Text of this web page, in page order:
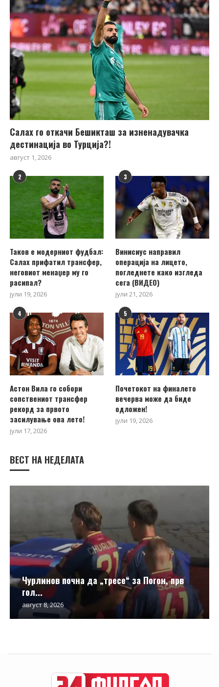
Салах го откачи Бешикташ за изненадувачка
дестинација во Турција?!
август 1, 2026
2
Таков е модерниот фудбал:
Салах прифатил трансфер,
неговиот менаџер му го
расипал?
јули 19, 2026
3
Винисиус направил
операција на лицето,
погледнете како изгледа
сега (ВИДЕО)
јули 21, 2026
4
Астон Вила го собори
сопствениот трансфер
рекорд за првото
засилување ова лето!
јули 17, 2026
5
Почетокот на финалето
вечерва може да биде
одложен!
јули 19, 2026
ВЕСТ НА НЕДЕЛАТА
Чурлинов почна да „тресе“ за Погон, прв
гол...
август 8, 2026